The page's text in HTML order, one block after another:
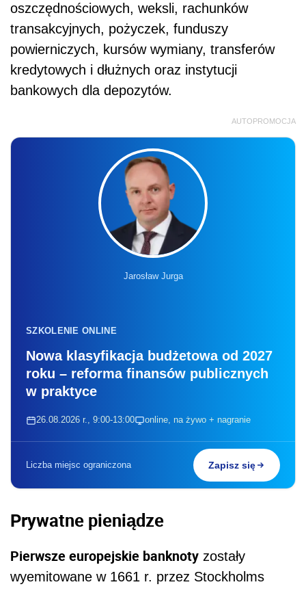
oszczędnościowych, weksli, rachunków
transakcyjnych, pożyczek, funduszy
powierniczych, kursów wymiany, transferów
kredytowych i dłużnych oraz instytucji
bankowych dla depozytów.
AUTOPROMOCJA
Jarosław Jurga
SZKOLENIE ONLINE
Nowa klasyfikacja budżetowa od 2027
roku – reforma finansów publicznych
w praktyce
26.08.2026 r., 9:00-13:00 online, na żywo + nagranie
Liczba miejsc ograniczona Zapisz się
Prywatne pieniądze
Pierwsze europejskie banknoty zostały
wyemitowane w 1661 r. przez Stockholms